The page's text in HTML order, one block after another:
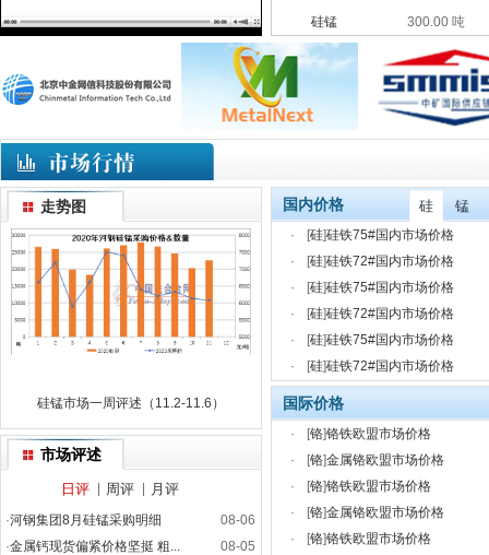
硅锰
300.00 吨
走势图
硅锰市场一周评述（11.2-11.6）
市场评述
日评 周评 月评
·河钢集团8月硅锰采购明细
08-06
·金属钙现货偏紧价格坚挺 粗...
08-05
国内价格 硅 锰
· [硅]硅铁75#国内市场价格
·
[硅]硅铁72#国内市场价格
·
[硅]硅铁75#国内市场价格
·
[硅]硅铁72#国内市场价格
·
[硅]硅铁75#国内市场价格
·
[硅]硅铁72#国内市场价格
国际价格
· [铬]铬铁欧盟市场价格
·
[铬]金属铬欧盟市场价格
·
[铬]铬铁欧盟市场价格
·
[铬]金属铬欧盟市场价格
·
[铬]铬铁欧盟市场价格